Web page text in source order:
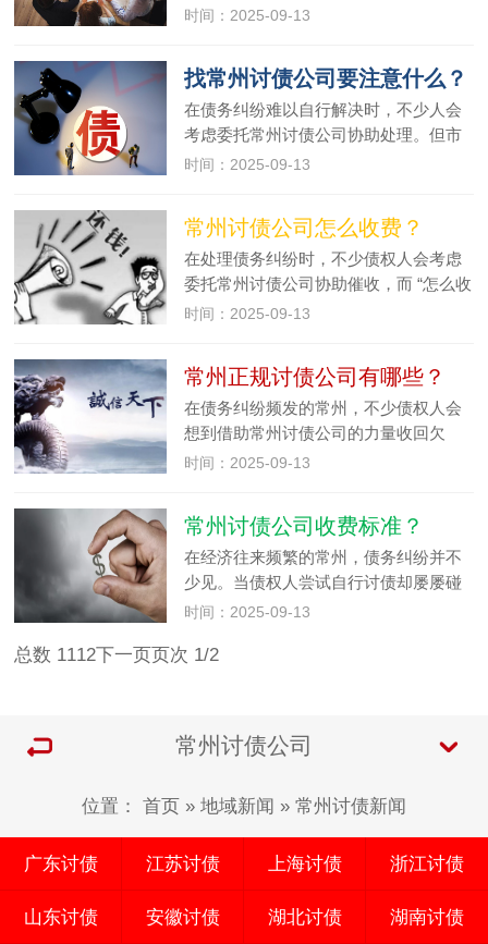
解常州讨债公司的基本流程步骤，不仅
细解析常州讨债公司的典型操作流程…
时间：2025-09-13
找常州讨债公司要注意什么？
在债务纠纷难以自行解决时，不少人会
考虑委托常州讨债公司协助处理。但市
场上的常州讨债公司资质参差不齐，若
公司时，掌握关键注意事项至关重要…
时间：2025-09-13
常州讨债公司怎么收费？
在处理债务纠纷时，不少债权人会考虑
委托常州讨债公司协助催收，而 “怎么收
费” 往往是大家最先关注的问题。常州讨
等因素灵活调整。以下为你详…
时间：2025-09-13
常州正规讨债公司有哪些？
在债务纠纷频发的常州，不少债权人会
想到借助常州讨债公司的力量收回欠
款。但市场上的常州讨债公司鱼龙混
规，可从资质、操作模式、口碑等多方
面入…
时间：2025-09-13
常州讨债公司收费标准？
在经济往来频繁的常州，债务纠纷并不
少见。当债权人尝试自行讨债却屡屡碰
壁时，不少人会将目光投向专业的常州
前，了解其收费标准十分关键。毕竟，
时间：2025-09-13
总数 1112下一页页次 1/2
常州讨债公司
位置： 首页 » 地域新闻 » 常州讨债新闻
广东讨债 江苏讨债 上海讨债 浙江讨债
山东讨债 安徽讨债 湖北讨债 湖南讨债